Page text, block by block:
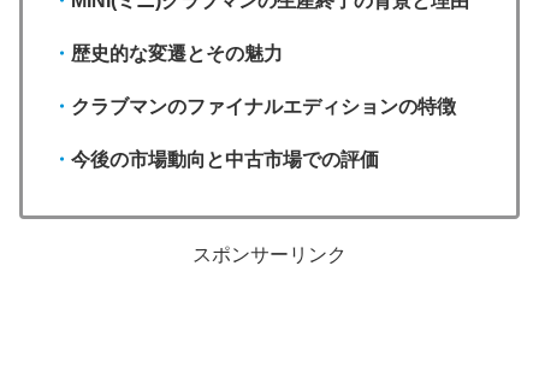
・ 歴史的な変遷とその魅力
・ クラブマンのファイナルエディションの特徴
・ 今後の市場動向と中古市場での評価
スポンサーリンク